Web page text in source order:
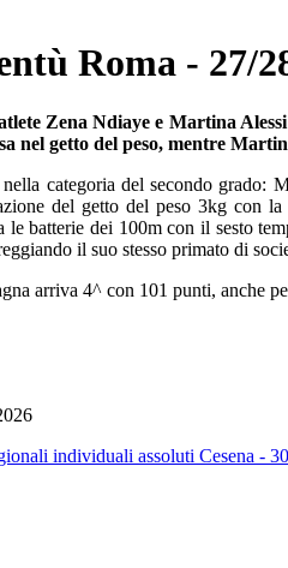
Roma - 27/
Zena Ndiaye e Martina
nel getto del peso, mentre
nella categoria del secondo
del getto del peso 3kg con
le batterie dei 100m con il sesto
il suo stesso primato di
arriva 4^ con 101 punti, anche
individuali assoluti Cesena -